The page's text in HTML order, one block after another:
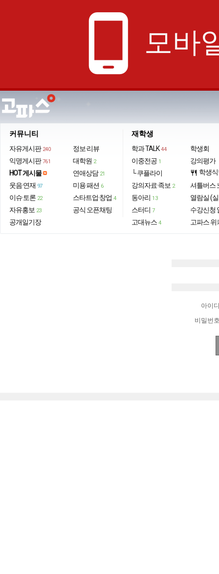
phone_android 모바
커뮤니티
자유게시판 240
익명게시판 761
HOT 게시물
웃음·연재 97
이슈·토론 22
자유홍보 23
공개일기장
정보·리뷰
대학원 2
연애상담 21
미용·패션 6
스타트업·창업 4
공식 오픈채팅
재학생
학과 TALK 44
이중전공 1
└ 쿠플라이
강의자료·족보 2
동아리 13
스터디 7
고대뉴스 4
학생회
강의평가
restaurant 학생
셔틀버스
열람실 (
수강신청
고파스 위
아이
비밀번